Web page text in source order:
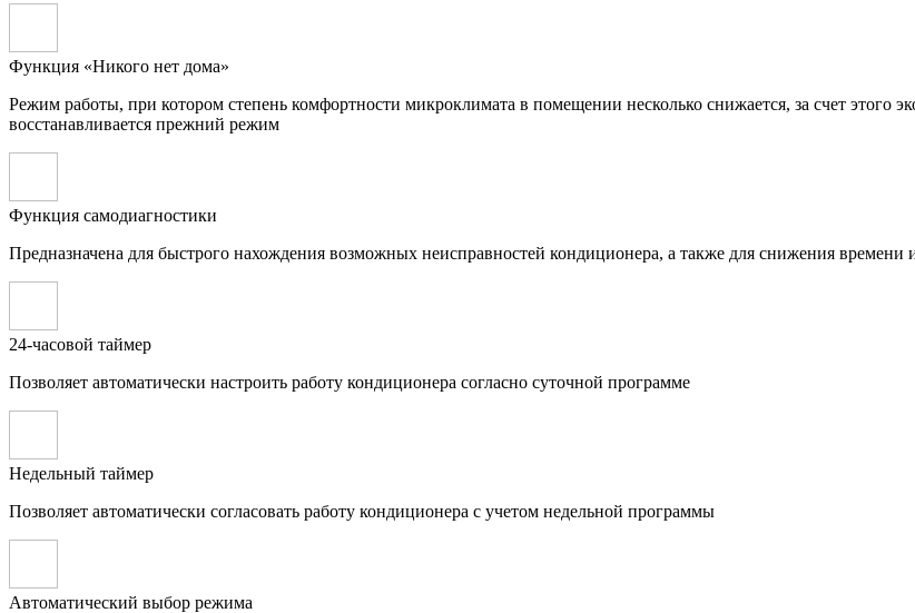
Функция «Никого нет дома»
Режим работы, при котором степень комфортности микроклимата в помещении несколько снижается, за счет этого
восстанавливается прежний режим
Функция самодиагностики
Предназначена для быстрого нахождения возможных неисправностей кондиционера, а также для снижения времени
24-часовой таймер
Позволяет автоматически настроить работу кондиционера согласно суточной программе
Недельный таймер
Позволяет автоматически согласовать работу кондиционера с учетом недельной программы
Автоматический выбор режима